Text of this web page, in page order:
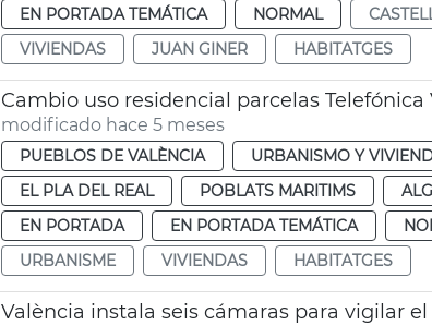
EN PORTADA TEMÁTICA
NORMAL
VIVIENDAS
JUAN GINER HABITATGES
Cambio uso residencial parcelas Telefónica
modificado hace 5 meses
PUEBLOS DE VALÈNCIA URBANISMO Y
EL PLA DEL REAL
POBLATS MARITIMS
EN PORTADA
EN PORTADA TEMÁTICA
URBANISME
VIVIENDAS HABITATGES
València instala seis cámaras para vigilar